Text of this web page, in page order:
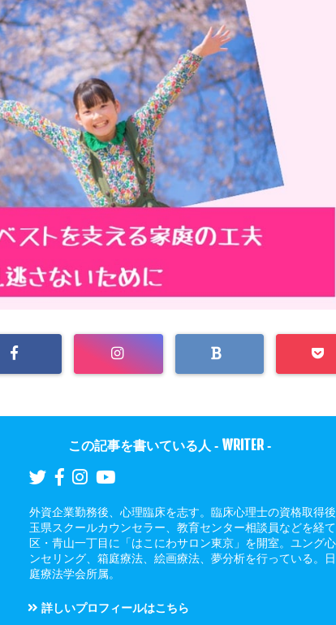
この記事を書いている人 - WRITER -
外資企業勤務後、心理臨床を志す。臨床心理士の資格取得
玉県スクールカウンセラー、教育センター相談員などを経
区・青山一丁目に「はこにわサロン東京」を開室。ユング
ンセリング、箱庭療法、絵画療法、夢分析を行っている。
庭療法学会所属。
詳しいプロフィールはこちら